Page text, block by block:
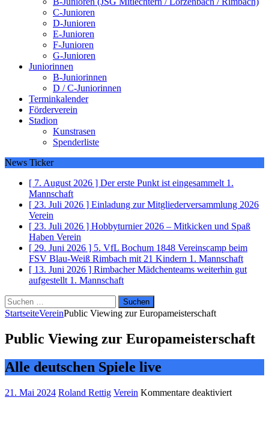
C-Junioren
D-Junioren
E-Junioren
F-Junioren
G-Junioren
Juniorinnen
B-Juniorinnen
D / C-Juniorinnen
Terminkalender
Förderverein
Stadion
Kunstrasen
Spenderliste
News Ticker
[ 7. August 2026 ] Der erste Punkt ist eingesammelt 1.
Mannschaft
[ 23. Juli 2026 ] Einladung zur Mitgliederversammlung 2026
Verein
[ 23. Juli 2026 ] Hobbyturnier 2026 – Mitkicken und Spaß
Haben Verein
[ 29. Juni 2026 ] 5. VfL Bochum 1848 Vereinscamp beim
FSV Blau-Weiß Rimbach mit 21 Kindern 1. Mannschaft
[ 13. Juni 2026 ] Rimbacher Mädchenteams weiterhin gut
aufgestellt 1. Mannschaft
Suchen
nach:
StartseiteVereinPublic Viewing zur Europameisterschaft
Public Viewing zur Europameisterschaft
Alle deutschen Spiele live
21. Mai 2024 Roland Rettig Verein Kommentare deaktiviertfür